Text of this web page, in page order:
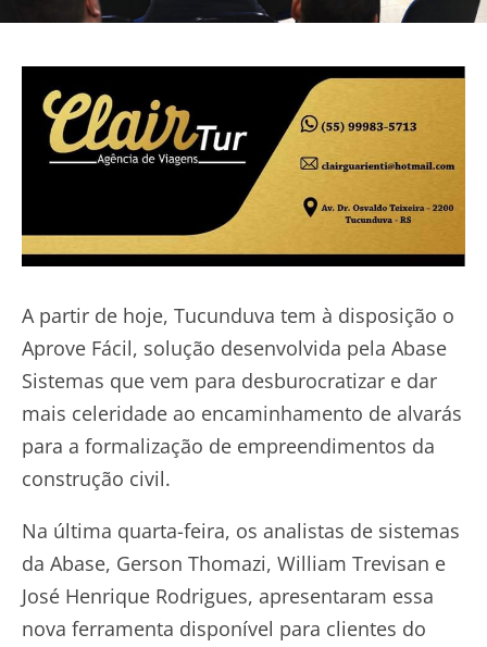
A partir de hoje, Tucunduva tem à disposição o
Aprove Fácil, solução desenvolvida pela Abase
Sistemas que vem para desburocratizar e dar
mais celeridade ao encaminhamento de alvarás
para a formalização de empreendimentos da
construção civil.
Na última quarta-feira, os analistas de sistemas
da Abase, Gerson Thomazi, William Trevisan e
José Henrique Rodrigues, apresentaram essa
nova ferramenta disponível para clientes do